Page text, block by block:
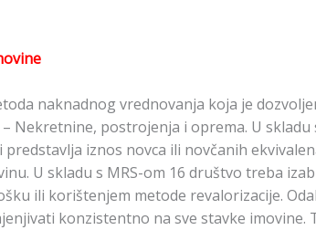
naknadnog vrednovanja koja je
Nekretnine, postrojenja i oprema. U
iznos novca ili novčanih
U skladu s MRS-om 16 društvo treba
ili korištenjem metode revalorizacije.
konzistentno na sve stavke imovine.